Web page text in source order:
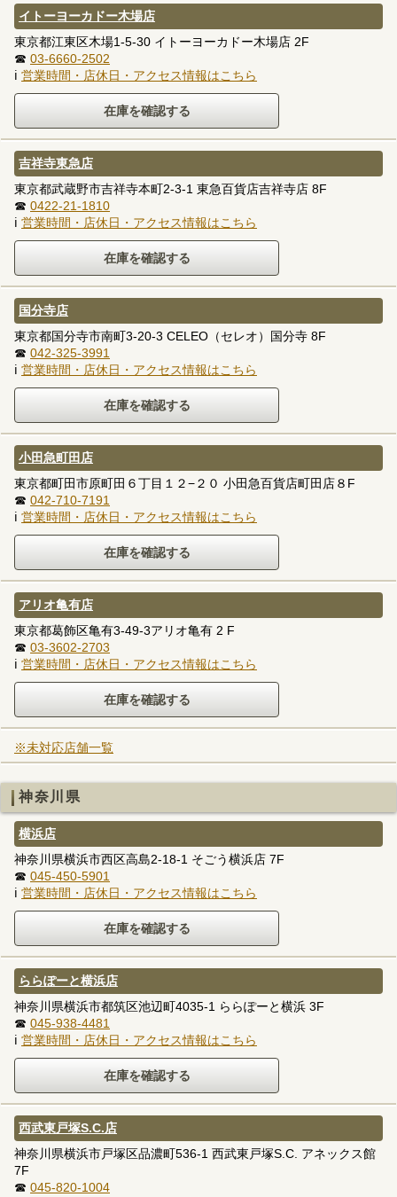
イトーヨーカドー木場店
東京都江東区木場1-5-30 イトーヨーカドー木場店 2F
☎ 03-6660-2502
ℹ 営業時間・店休日・アクセス情報はこちら
吉祥寺東急店
東京都武蔵野市吉祥寺本町2-3-1 東急百貨店吉祥寺店 8F
☎ 0422-21-1810
ℹ 営業時間・店休日・アクセス情報はこちら
国分寺店
東京都国分寺市南町3-20-3 CELEO（セレオ）国分寺 8F
☎ 042-325-3991
ℹ 営業時間・店休日・アクセス情報はこちら
小田急町田店
東京都町田市原町田６丁目１２−２０ 小田急百貨店町田店８F
☎ 042-710-7191
ℹ 営業時間・店休日・アクセス情報はこちら
アリオ亀有店
東京都葛飾区亀有3-49-3アリオ亀有 2 F
☎ 03-3602-2703
ℹ 営業時間・店休日・アクセス情報はこちら
※未対応店舗一覧
神奈川県
横浜店
神奈川県横浜市西区高島2-18-1 そごう横浜店 7F
☎ 045-450-5901
ℹ 営業時間・店休日・アクセス情報はこちら
ららぽーと横浜店
神奈川県横浜市都筑区池辺町4035-1 ららぽーと横浜 3F
☎ 045-938-4481
ℹ 営業時間・店休日・アクセス情報はこちら
西武東戸塚S.C.店
神奈川県横浜市戸塚区品濃町536-1 西武東戸塚S.C. アネックス館
7F
☎ 045-820-1004